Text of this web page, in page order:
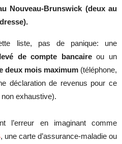
Nouveau-Brunswick (deux au
liste, pas de panique: une
de compte bancaireou un
deux mois maximum(téléphone,
déclaration de revenus pour ce
exhaustive).
l’erreur en imaginant comme
, une carte d’assurance-maladie ou